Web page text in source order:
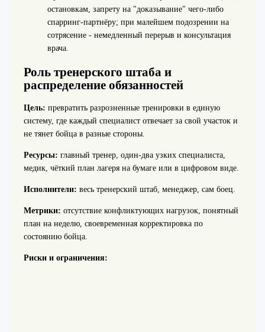
остановкам, запрету на "доказывание" чего-либо
спарринг-партнёру; при малейшем подозрении на
сотрясение - немедленный перерыв и консультация
врача.
Роль тренерского штаба и
распределение обязанностей
Цель: превратить разрозненные тренировки в единую
систему, где каждый специалист отвечает за свой участок и
не тянет бойца в разные стороны.
Ресурсы: главный тренер, один‑два узких специалиста,
медик, чёткий план лагеря на бумаге или в цифровом виде.
Исполнители: весь тренерский штаб, менеджер, сам боец.
Метрики: отсутствие конфликтующих нагрузок, понятный
план на неделю, своевременная корректировка по
состоянию бойца.
Риски и ограничения: